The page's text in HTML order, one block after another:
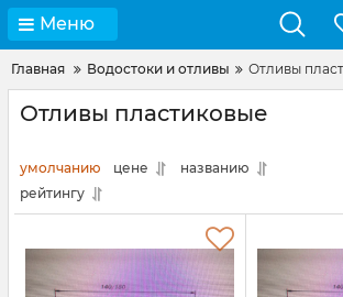
Меню
Главная Водостоки и отливы Отливы
Отливы пластиковые
умолчанию цене
названию
рейтингу